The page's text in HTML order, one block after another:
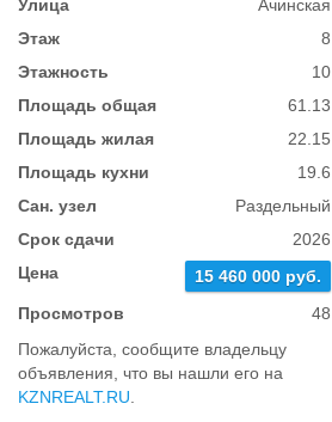
Улица
Ачинская
Этаж
8
Этажность
10
Площадь общая
61.13
Площадь жилая
22.15
Площадь кухни
19.6
Сан. узел
Раздельный
Срок сдачи
2026
Цена
15 460 000 руб.
Просмотров
48
Пожалуйста, сообщите владельцу
объявления, что вы нашли его на
KZNREALT.RU